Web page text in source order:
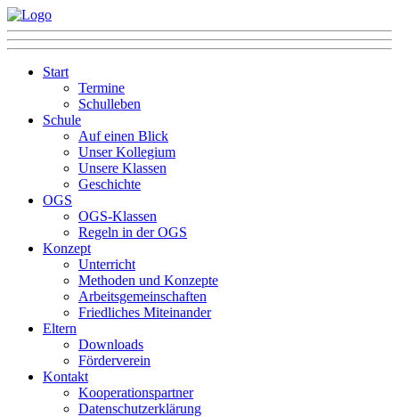
Start
Termine
Schulleben
Schule
Auf einen Blick
Unser Kollegium
Unsere Klassen
Geschichte
OGS
OGS-Klassen
Regeln in der OGS
Konzept
Unterricht
Methoden und Konzepte
Arbeitsgemeinschaften
Friedliches Miteinander
Eltern
Downloads
Förderverein
Kontakt
Kooperationspartner
Datenschutzerklärung